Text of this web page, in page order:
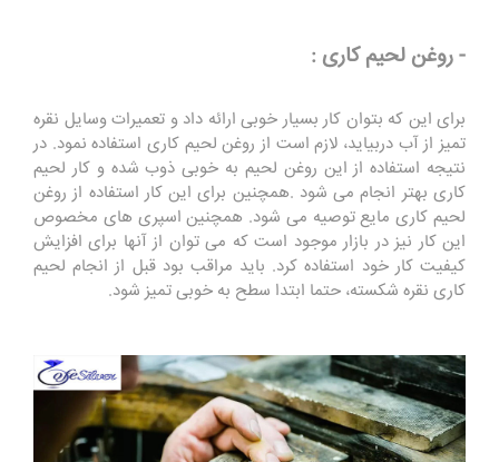
- روغن لحیم کاری :
برای این که بتوان کار بسیار خوبی ارائه داد و تعمیرات وسایل نقره
تمیز از آب دربیاید، لازم است از روغن لحیم کاری استفاده نمود. در
نتیجه استفاده از این روغن لحیم به خوبی ذوب شده و کار لحیم
کاری بهتر انجام می شود .همچنین برای این کار استفاده از روغن
لحیم کاری مایع توصیه می شود. همچنین اسپری های مخصوص
این کار نیز در بازار موجود است که می توان از آنها برای افزایش
کیفیت کار خود استفاده کرد. باید مراقب بود قبل از انجام لحیم
کاری نقره شکسته، حتما ابتدا سطح به خوبی تمیز شود.